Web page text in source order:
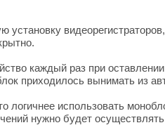
каждый раз при
приходилось вынимать из
логичнее использовать
нужно будет